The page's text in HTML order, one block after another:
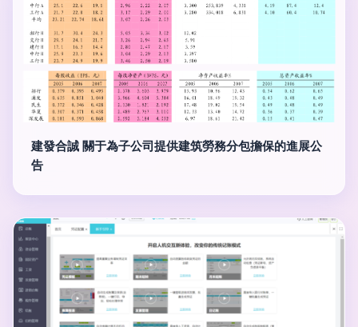
建發合誠 關于為子公司提供建筑勞務分包擔保的進展公
告